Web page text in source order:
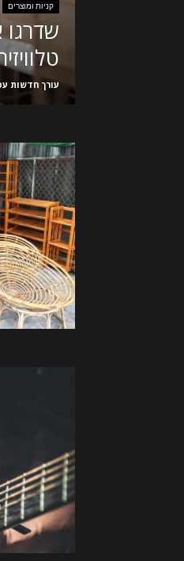
קניות ומוצרים
עורך חדשות